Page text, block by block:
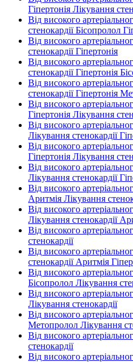
Гіпертонія Лікування
Від високого
стенокардії Бісопролол
Від високого
стенокардії Гіпертонія
Від високого
стенокардії Гіпертонія
Від високого
стенокардії Гіпертонія
Від високого
Гіпертонія Лікування
Від високого
Лікування стенокардії
Від високого
Гіпертонія Лікування
Від високого
Лікування стенокардії
Від високого
Аритмія Лікування
Від високого
Лікування стенокардії
Від високого
стенокардії
Від високого
стенокардії Аритмія
Від високого
Бісопролол Лікування
Від високого
Лікування стенокардії
Від високого
Метопролол Лікування
Від високого
стенокардії
Від високого